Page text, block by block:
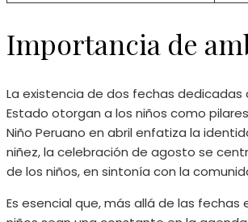
Importancia de
La existencia de dos fechas dedicadas
Estado otorgan a los niños como
Niño Peruano en abril enfatiza la
niñez, la celebración de agosto se
de los niños, en sintonía con la
Es esencial que, más allá de las